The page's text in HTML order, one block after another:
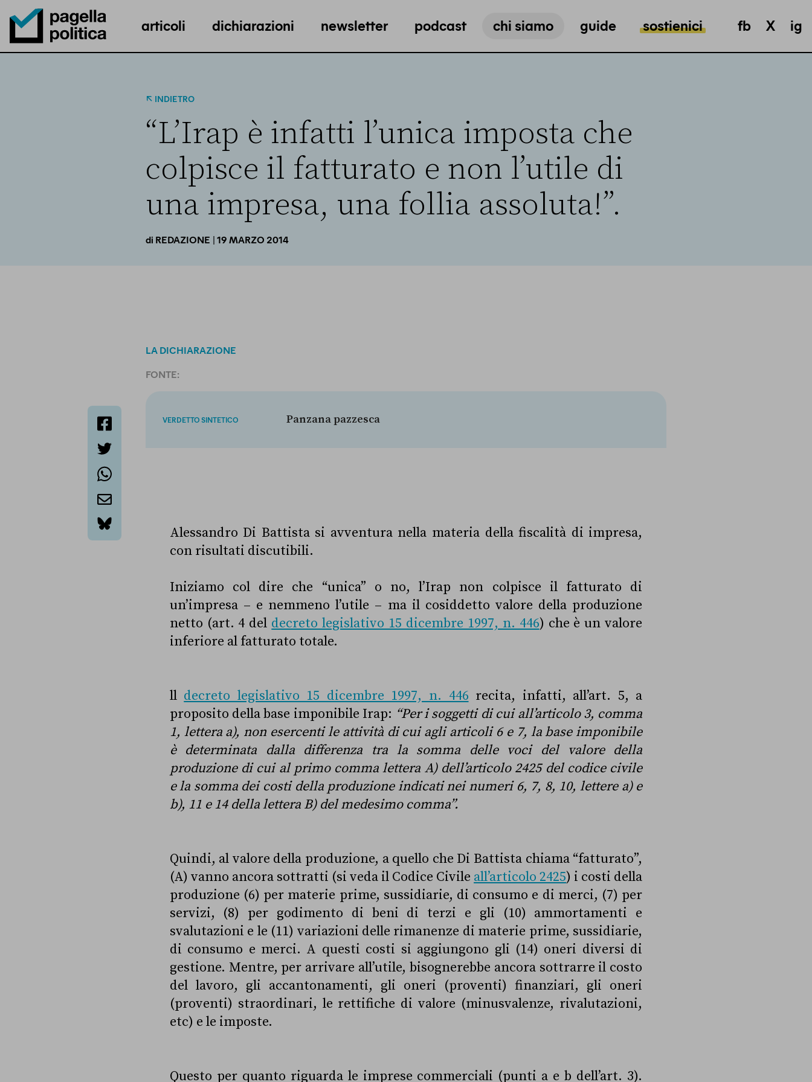
Pagella Politica Logo
articoli dichiarazioni newsletter podcast chi siamo guide sostienici fb X ig
INDIETRO
“L’Irap è infatti l’unica imposta che
colpisce il fatturato e non l’utile di
una impresa, una follia assoluta!”.
di REDAZIONE | 19 MARZO 2014
LA DICHIARAZIONE
FONTE:
bluesky
VERDETTO SINTETICO Panzana pazzesca
Alessandro Di Battista si avventura nella materia della fiscalità di impresa,
con risultati discutibili.
Iniziamo col dire che “unica” o no, l’Irap non colpisce il fatturato di
un’impresa – e nemmeno l’utile – ma il cosiddetto valore della produzione
netto (art. 4 del decreto legislativo 15 dicembre 1997, n. 446) che è un valore
inferiore al fatturato totale.
ll decreto legislativo 15 dicembre 1997, n. 446 recita, infatti, all’art. 5, a
proposito della base imponibile Irap: “Per i soggetti di cui all’articolo 3, comma
1, lettera a), non esercenti le attività di cui agli articoli 6 e 7, la base imponibile
è determinata dalla differenza tra la somma delle voci del valore della
produzione di cui al primo comma lettera A) dell’articolo 2425 del codice civile
e la somma dei costi della produzione indicati nei numeri 6, 7, 8, 10, lettere a) e
b), 11 e 14 della lettera B) del medesimo comma”.
Quindi, al valore della produzione, a quello che Di Battista chiama “fatturato”,
(A) vanno ancora sottratti (si veda il Codice Civile all’articolo 2425) i costi della
produzione (6) per materie prime, sussidiarie, di consumo e di merci, (7) per
servizi, (8) per godimento di beni di terzi e gli (10) ammortamenti e
svalutazioni e le (11) variazioni delle rimanenze di materie prime, sussidiarie,
di consumo e merci. A questi costi si aggiungono gli (14) oneri diversi di
gestione. Mentre, per arrivare all’utile, bisognerebbe ancora sottrarre il costo
del lavoro, gli accantonamenti, gli oneri (proventi) finanziari, gli oneri
(proventi) straordinari, le rettifiche di valore (minusvalenze, rivalutazioni,
etc) e le imposte.
Questo per quanto riguarda le imprese commerciali (punti a e b dell’art. 3).